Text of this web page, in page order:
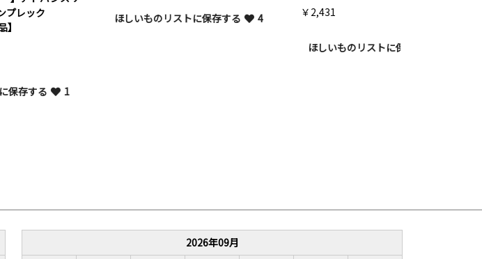
ほしいものリストに保存する 4 ￥2,431
ほしいものリストに保存する 3
2026年09月